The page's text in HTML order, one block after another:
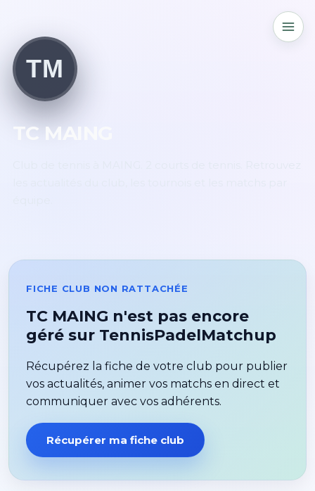
TM
TC MAING
FICHE CLUB NON RATTACHÉE
TC MAING n'est pas encore
géré sur TennisPadelMatchup
Récupérez la fiche de votre club pour publier
vos actualités, animer vos matchs en direct et
communiquer avec vos adhérents.
Récupérer ma fiche club